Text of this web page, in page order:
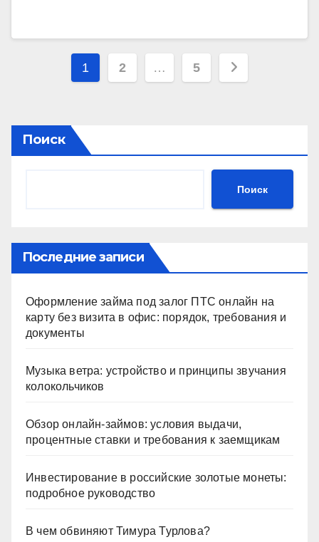
Пагинация
1 2 … 5
Поиск
Поиск
Последние записи
Оформление займа под залог ПТС онлайн на
карту без визита в офис: порядок, требования и
документы
Музыка ветра: устройство и принципы звучания
колокольчиков
Обзор онлайн-займов: условия выдачи,
процентные ставки и требования к заемщикам
Инвестирование в российские золотые монеты:
подробное руководство
В чем обвиняют Тимура Турлова?